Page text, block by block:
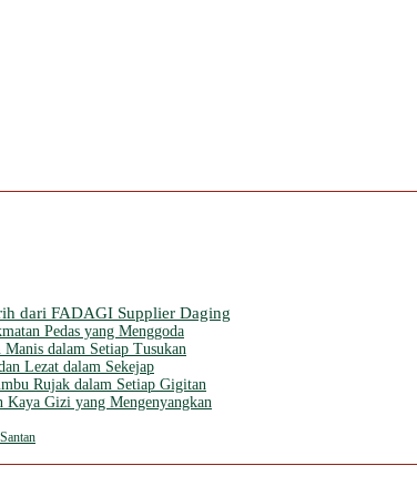
dari FADAGI Supplier Daging
Pedas yang Menggoda
dalam Setiap Tusukan
Lezat dalam Sekejap
Rujak dalam Setiap Gigitan
Kaya Gizi yang Mengenyangkan